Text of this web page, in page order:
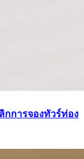
กการจองทัวร์ท่อง